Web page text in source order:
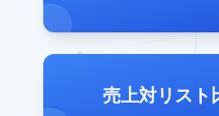
売上対リスト